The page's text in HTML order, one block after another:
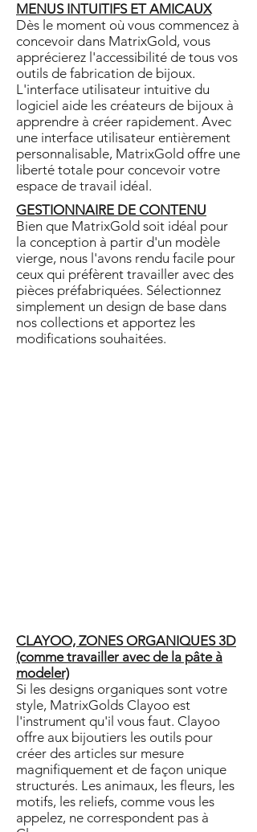
MENUS INTUITIFS ET AMICAUX
Dès le moment où vous commencez à
concevoir dans MatrixGold, vous
apprécierez l'accessibilité de tous vos
outils de fabrication de bijoux.
L'interface utilisateur intuitive du
logiciel aide les créateurs de bijoux à
apprendre à créer rapidement. Avec
une interface utilisateur entièrement
personnalisable, MatrixGold offre une
liberté totale pour concevoir votre
espace de travail idéal.
GESTIONNAIRE DE CONTENU
Bien que MatrixGold soit idéal pour
la conception à partir d'un modèle
vierge, nous l'avons rendu facile pour
ceux qui préfèrent travailler avec des
pièces préfabriquées. Sélectionnez
simplement un design de base dans
nos collections et apportez les
modifications souhaitées.
CLAYOO, ZONES ORGANIQUES 3D
(comme travailler avec de la pâte à
modeler)
Si les designs organiques sont votre
style, MatrixGolds Clayoo est
l'instrument qu'il vous faut. Clayoo
offre aux bijoutiers les outils pour
créer des articles sur mesure
magnifiquement et de façon unique
structurés. Les animaux, les fleurs, les
motifs, les reliefs, comme vous les
appelez, ne correspondent pas à